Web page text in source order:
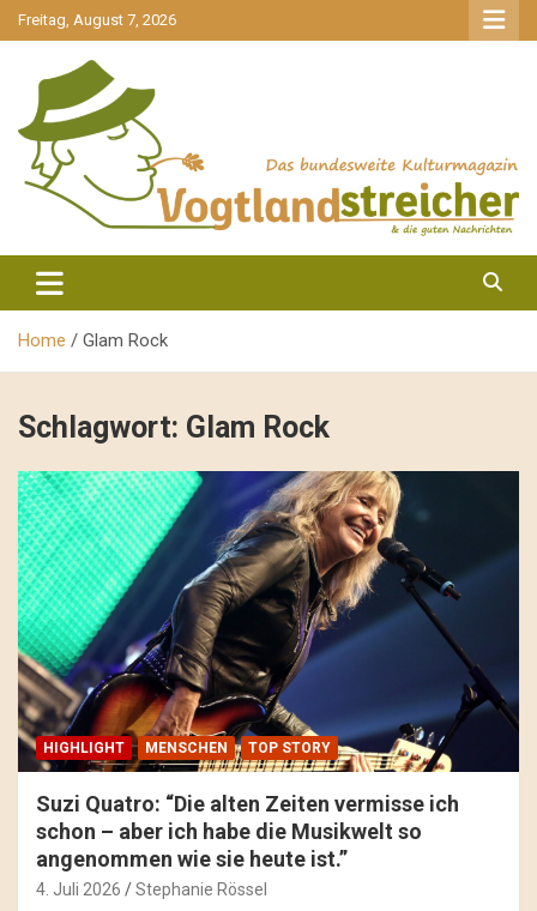
gehe
zum
Freitag, August 7, 2026
Vogtlandstreicher
Home Glam Rock
Schlagwort: Glam Rock
HIGHLIGHT MENSCHEN TOP STORY
Suzi Quatro: “Die alten Zeiten vermisse ich
schon – aber ich habe die Musikwelt so
angenommen wie sie heute ist.”
4. Juli 2026 Stephanie Rössel